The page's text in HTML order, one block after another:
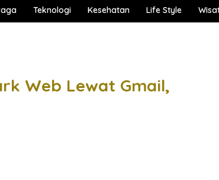
Teknologi Kesehatan Life Style
Web Lewat Gmail,